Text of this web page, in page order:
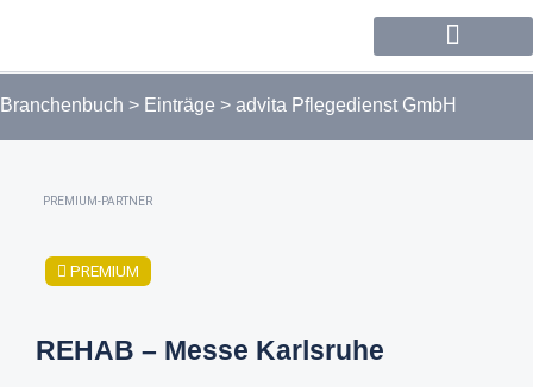
Branchenbuch > Einträge > advita Pflegedienst GmbH
PREMIUM-PARTNER
PREMIUM
REHAB – Messe Karlsruhe